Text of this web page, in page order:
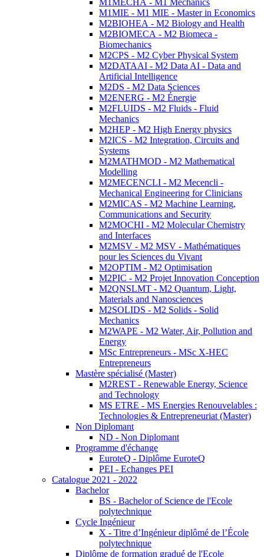
M1MECHA - M1 Mechanics
M1MIE - M1 MIE - Master in Economics
M2BIOHEA - M2 Biology and Health
M2BIOMECA - M2 Biomeca -
Biomechanics
M2CPS - M2 Cyber Physical System
M2DATAAI - M2 Data AI - Data and
Artificial Intelligence
M2DS - M2 Data Sciences
M2ENERG - M2 Énergie
M2FLUIDS - M2 Fluids - Fluid
Mechanics
M2HEP - M2 High Energy physics
M2ICS - M2 Integration, Circuits and
Systems
M2MATHMOD - M2 Mathematical
Modelling
M2MECENCLI - M2 Mecencli -
Mechanical Engineering for Clinicians
M2MICAS - M2 Machine Learning,
Communications and Security
M2MOCHI - M2 Molecular Chemistry
and Interfaces
M2MSV - M2 MSV - Mathématiques
pour les Sciences du Vivant
M2OPTIM - M2 Optimisation
M2PIC - M2 Projet Innovation Conception
M2QNSLMT - M2 Quantum, Light,
Materials and Nanosciences
M2SOLIDS - M2 Solids - Solid
Mechanics
M2WAPE - M2 Water, Air, Pollution and
Energy
MSc Entrepreneurs - MSc X-HEC
Entrepreneurs
Mastère spécialisé (Master)
M2REST - Renewable Energy, Science
and Technology
MS ETRE - MS Energies Renouvelables :
Technologies & Entrepreneuriat (Master)
Non Diplomant
ND - Non Diplomant
Programme d'échange
EuroteQ - Diplôme EuroteQ
PEI - Echanges PEI
Catalogue 2021 - 2022
Bachelor
BS - Bachelor of Science de l'Ecole
polytechnique
Cycle Ingénieur
X - Titre d’Ingénieur diplômé de l’École
polytechnique
Diplôme de formation gradué de l'Ecole